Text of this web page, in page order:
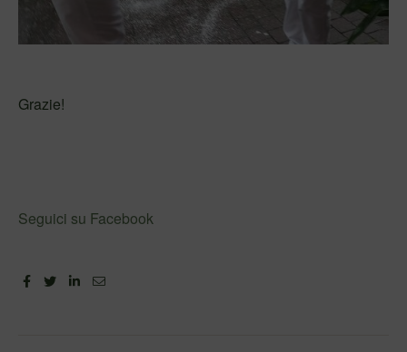
Grazie!
Seguici su Facebook
FacebookTwitterLinkedin
Email